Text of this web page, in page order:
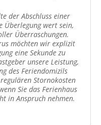
der Abschluss einer
Überlegung wert sein,
Überraschungen.
möchten wir explizit
eine Sekunde zu
unsere Leistung,
des Feriendomizils
Stornokosten
Sie das Ferienhaus
in Anspruch nehmen.